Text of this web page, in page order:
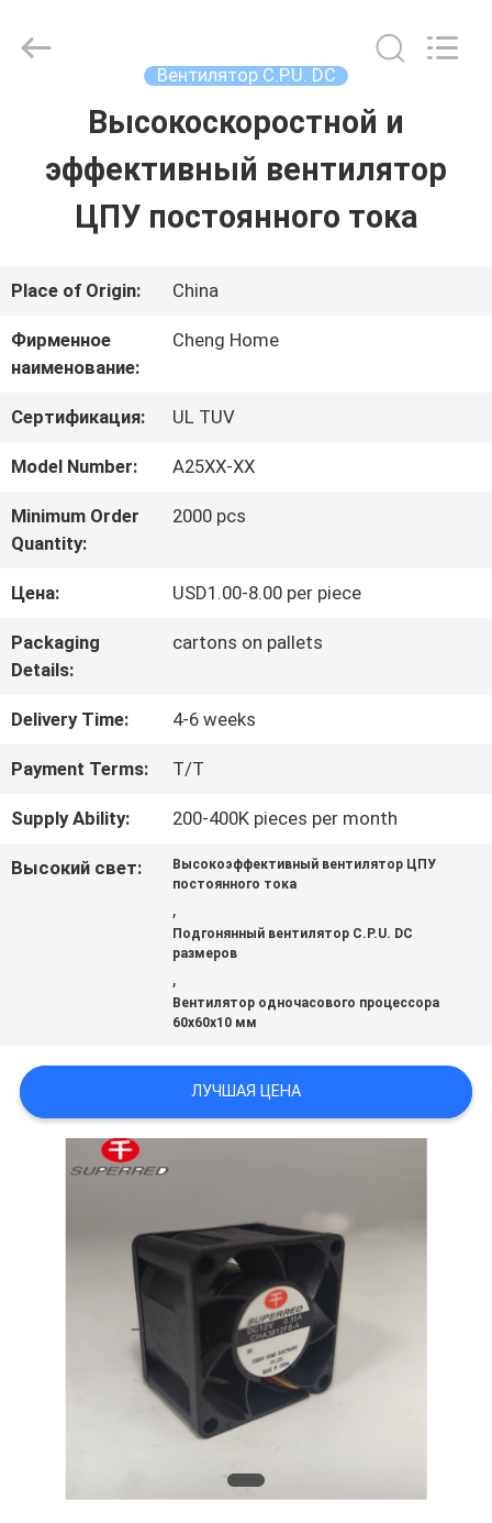
ПРОДУКТЫ
VR
ШОУ
О
НАС
ПУТЕШЕСТВИЕ
ФАБРИКИ
ПРОВЕРКА
КАЧЕСТВА
СВЯЖИТЕСЬ
МЫ
ЦИТАТУ
КАРТА
Home
Electronics
Вентилятор C.P.U. DC
Высокоскоростной и
эффективный вентилятор
ЦПУ постоянного тока
Place of Origin: China
Фирменное
наименование:
Cheng Home
Сертификация: UL TUV
Model Number: A25XX-XX
Minimum Order
Quantity:
2000 pcs
Цена: USD1.00-8.00 per piece
Packaging
Details:
cartons on pallets
Delivery Time: 4-6 weeks
Payment Terms: T/T
Supply Ability: 200-400K pieces per month
Высокий свет:
Высокоэффективный вентилятор ЦПУ
постоянного тока
,
Подгонянный вентилятор C.P.U. DC
размеров
,
Вентилятор одночасового процессора
60x60x10 мм
ЛУЧШАЯ ЦЕНА